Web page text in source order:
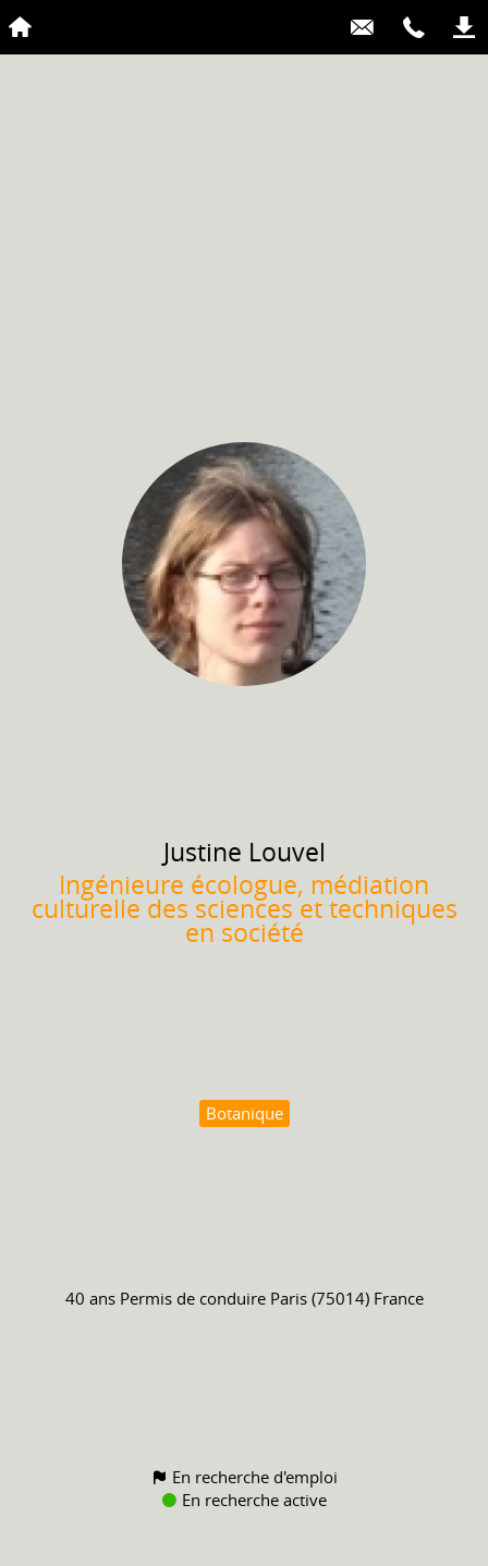
Justine Louvel
Ingénieure écologue, médiation
culturelle des sciences et techniques
en société
Botanique
40 ans Permis de conduire Paris (75014) France
En recherche d'emploi
En recherche active